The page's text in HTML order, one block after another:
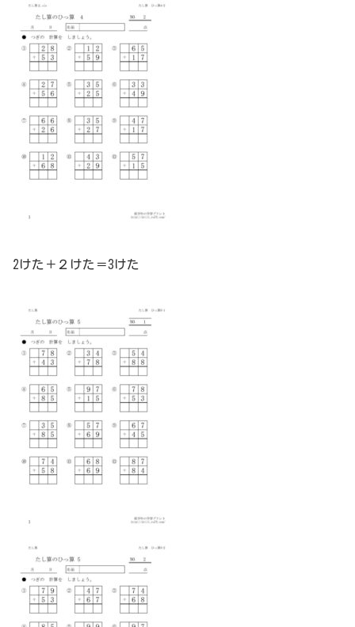
2けた＋２けた＝3けた